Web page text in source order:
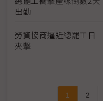
出勤
勞資協商逼近總罷工日
夾擊
1 2